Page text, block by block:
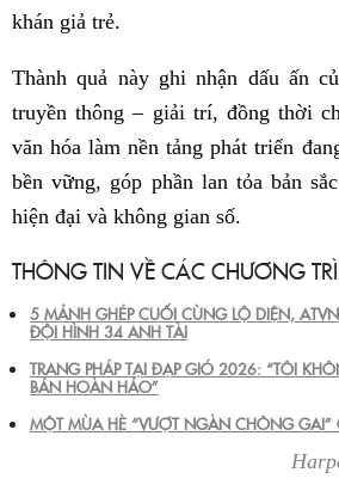
khán giả trẻ.
Thành quả này ghi nhận dấu ấn
truyền thông – giải trí, đồng thời
văn hóa làm nền tảng phát triển
bền vững, góp phần lan tỏa bản
hiện đại và không gian số.
THÔNG TIN VỀ CÁC CHƯƠNG
5 MẢNH GHÉP CUỐI CÙNG LỘ DIỆN,
ĐỘI HÌNH 34 ANH TÀI
TRANG PHÁP TẠI ĐẠP GIÓ 2026: “TÔI
BẢN HOÀN HẢO”
MỘT MÙA HÈ “VƯỢT NGÀN CHÔNG GAI”